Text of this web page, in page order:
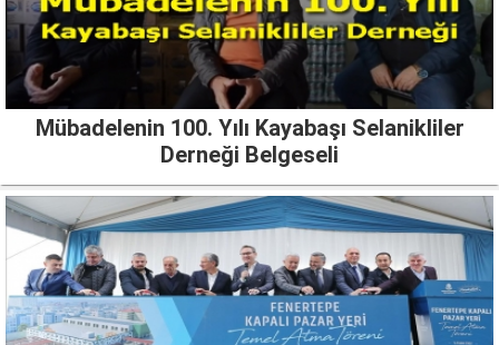
Mübadelenin 100. Yılı Kayabaşı Selanikliler
Derneği Belgeseli